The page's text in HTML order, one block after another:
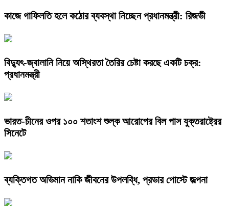
কাজে গাফিলতি হলে কঠোর ব্যবস্থা নিচ্ছেন প্রধানমন্ত্রী: রিজভী
বিদ্যুৎ-জ্বালানি নিয়ে অস্থিরতা তৈরির চেষ্টা করছে একটি চক্র:
প্রধানমন্ত্রী
ভারত-চীনের ওপর ১০০ শতাংশ শুল্ক আরোপের বিল পাস যুক্তরাষ্ট্রের
সিনেটে
ব্যক্তিগত অভিমান নাকি জীবনের উপলব্ধি, প্রভার পোস্টে জল্পনা